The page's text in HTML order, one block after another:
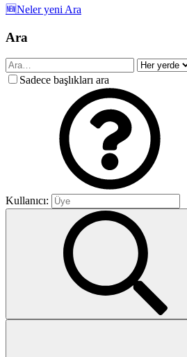
🆕Neler yeni Ara
Ara
Sadece başlıkları ara
Kullanıcı: